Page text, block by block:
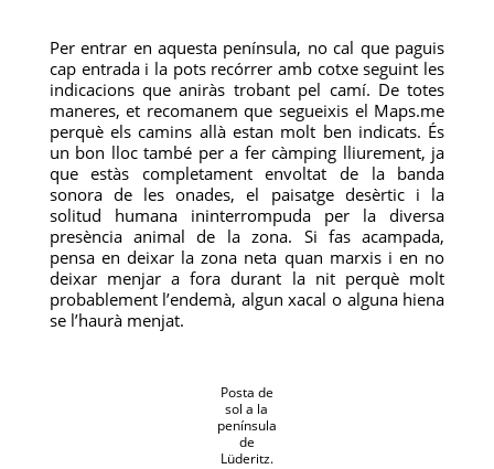
Per entrar en aquesta península, no cal que paguis
cap entrada i la pots recórrer amb cotxe seguint les
indicacions que aniràs trobant pel camí. De totes
maneres, et recomanem que segueixis el Maps.me
perquè els camins allà estan molt ben indicats. És
un bon lloc també per a fer càmping lliurement, ja
que estàs completament envoltat de la banda
sonora de les onades, el paisatge desèrtic i la
solitud humana ininterrompuda per la diversa
presència animal de la zona. Si fas acampada,
pensa en deixar la zona neta quan marxis i en no
deixar menjar a fora durant la nit perquè molt
probablement l’endemà, algun xacal o alguna hiena
se l’haurà menjat.
Posta de
sol a la
península
de
Lüderitz.